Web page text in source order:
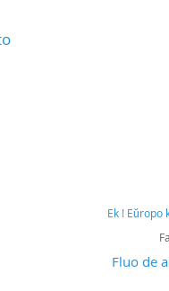
Ek ! Eŭropo
Fluo de